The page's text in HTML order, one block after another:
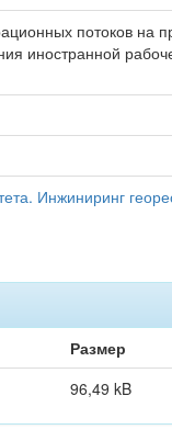
потоков на
иностранной
Инжиниринг
Размер
96,49 kB